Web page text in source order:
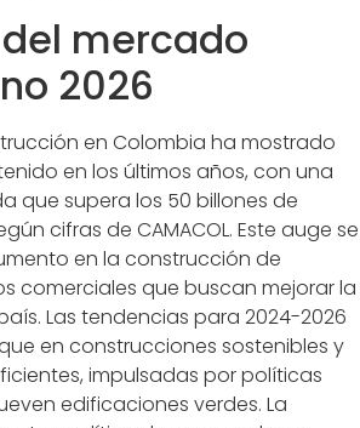
mercado
2026
en Colombia ha mostrado
en los últimos años, con una
que supera los 50 billones de
cifras de CAMACOL. Este auge se
en la construcción de
comerciales que buscan mejorar la
Las tendencias para 2024-2026
en construcciones sostenibles y
impulsadas por políticas
edificaciones verdes. La